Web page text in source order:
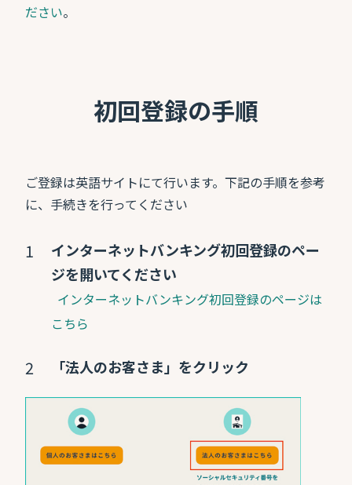
ださい。
初回登録の手順
ご登録は英語サイトにて行います。下記の手順を参考
に、手続きを行ってください
インターネットバンキング初回登録のペー
ジを開いてください
インターネットバンキング初回登録のページは
こちら
「法人のお客さま」をクリック